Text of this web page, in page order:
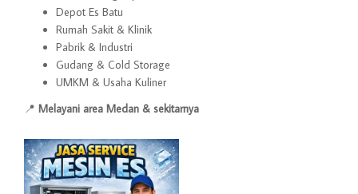
Depot Es Batu
Rumah Sakit & Klinik
Pabrik & Industri
Gudang & Cold Storage
UMKM & Usaha Kuliner
📍 Melayani area Medan & sekitarnya